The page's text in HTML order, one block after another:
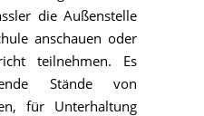
die Außenstelle
anschauen oder
teilnehmen. Es
Stände von
für Unterhaltung